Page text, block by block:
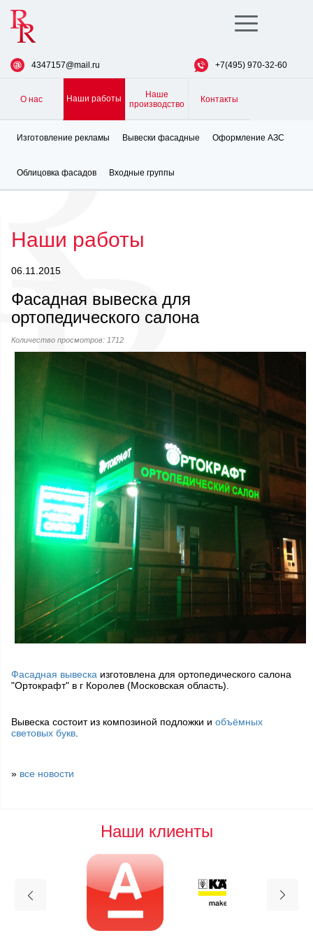
Toggle
navigation
4347157@mail.ru +7(495) 970-32-60
О нас Наши работы
Наше
производство
Контакты
Изготовление рекламы Вывески фасадные Оформление АЗС
Облицовка фасадов Входные группы
Наши работы
06.11.2015
Фасадная вывеска для
ортопедического салона
Количество просмотров: 1712
Фасадная вывеска изготовлена для ортопедического салона
"Ортокрафт" в г Королев (Московская область).
Вывеска состоит из композиной подложки и объёмных
световых букв
» все новости
Наши клиенты